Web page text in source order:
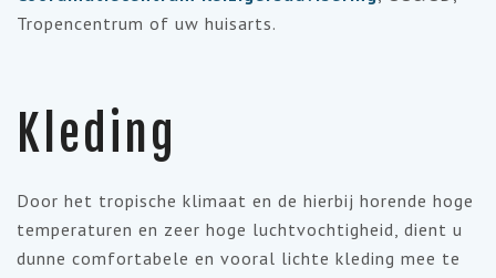
Tropencentrum of uw huisarts.
Kleding
Door het tropische klimaat en de hierbij horende hoge
temperaturen en zeer hoge luchtvochtigheid, dient u
dunne comfortabele en vooral lichte kleding mee te